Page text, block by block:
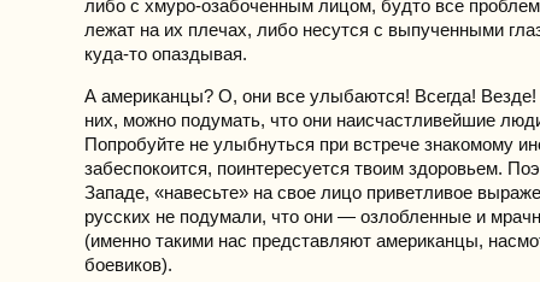
либо с хмуро-озабоченным лицом, будто все
лежат на их плечах, либо несутся с выпученными
куда-то опаздывая.
А американцы? О, они все улыбаются! Всегда! Везде!
них, можно подумать, что они наисчастливейшие
Попробуйте не улыбнуться при встрече знакомому
забеспокоится, поинтересуется твоим здоровьем.
Западе, «навесьте» на свое лицо приветливое
русских не подумали, что они — озлобленные и
(именно такими нас представляют американцы,
боевиков).